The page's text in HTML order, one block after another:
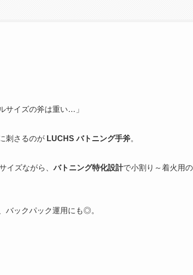
サイズの斧は重い…」
刺さるのが LUCHS バトニング手斧。
イズながら、バトニング特化設計で小割り～着火用
バックパック運用にも◎。